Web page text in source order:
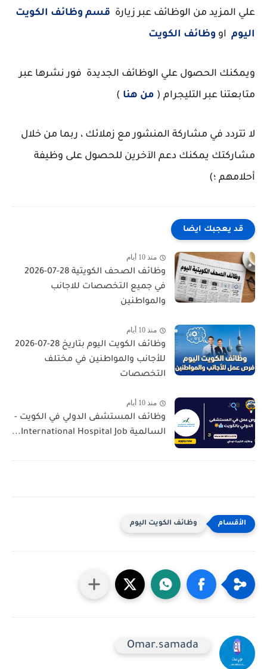
علي المزيد من الوظائف عبر زيارة قسم وظائف الكويت
اليوم او وظائف الكويت
ويمكنك الحصول علي الوظائف الجديدة فور نشرها عبر
متابعتنا عبر التليجرام ( من هنا )
لا تتردد في مشاركة المنشور مع زملائك ، ربما من خلال
مشاركتك يمكنك دعم الآخرين للحصول على وظيفة
أحلامهم ؛)
قد يعجبك ايضا
منذ 10 أيام
وظائف الصحف الكويتية 28-07-2026
في جميع التخصصات للاجانب
والمواطنين
منذ 10 أيام
وظائف الكويت اليوم بتاريخ 28-07-2026
للأجانب والمواطنين في مختلف
التخصصات
منذ 10 أيام
وظائف المستشفى الدولي في الكويت -
السالمية International Hospital Job...
وظائف الكويت اليوم
Omar.samada